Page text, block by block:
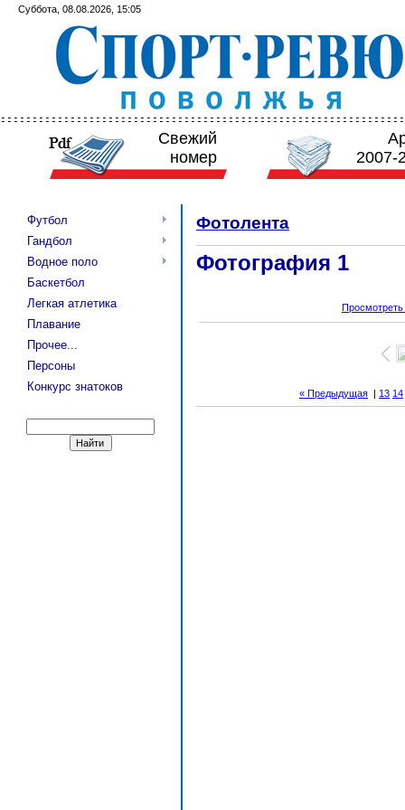
Суббота, 08.08.2026, 15:05
Свежий
номер
2007-
Футбол
Гандбол
Водное поло
Баскетбол
Легкая атлетика
Плавание
Прочее...
Персоны
Конкурс знатоков
Фотолента
Фотография 1
« Предыдущая | 13 14